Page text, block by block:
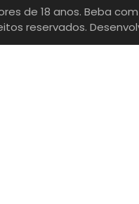
de 18 anos. Beba
reservados.